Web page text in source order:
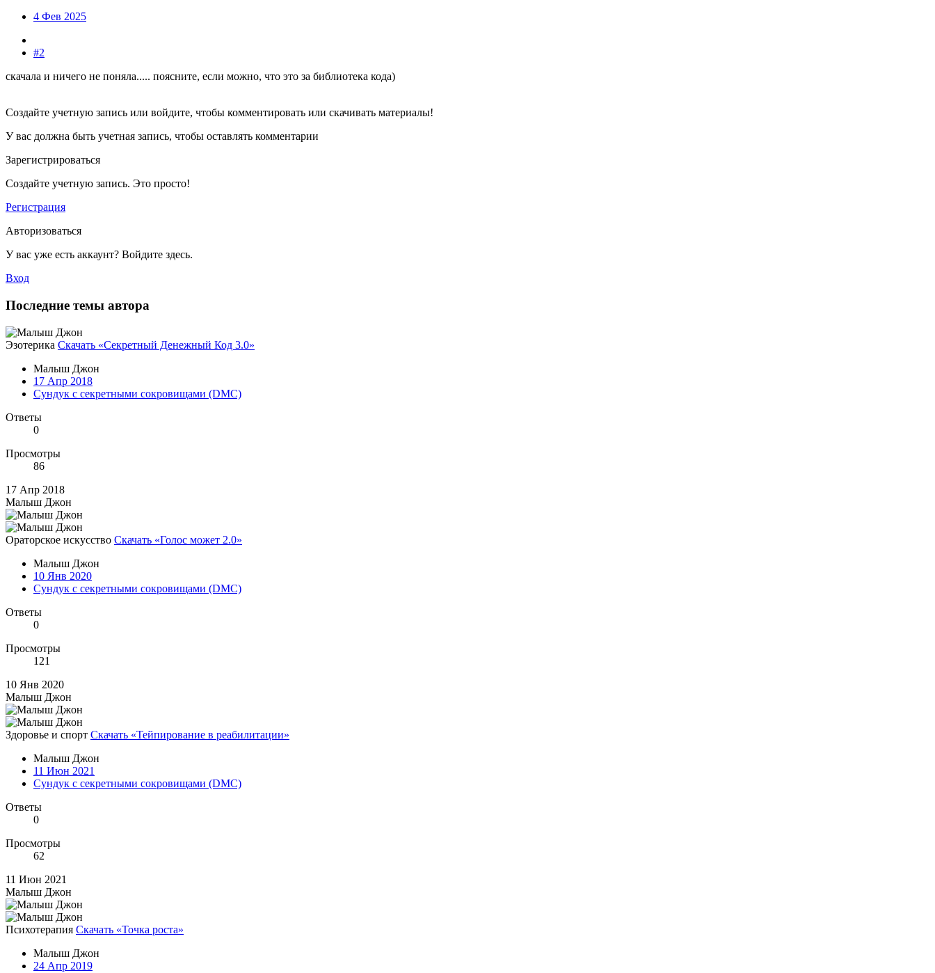
4 Фев 2025
#2
скачала и ничего не поняла..... поясните, если можно, что это за библиотека кода)
Создайте учетную запись или войдите, чтобы комментировать или скачивать материалы!
У вас должна быть учетная запись, чтобы оставлять комментарии
Зарегистрироваться
Создайте учетную запись. Это просто!
Регистрация
Авторизоваться
У вас уже есть аккаунт? Войдите здесь.
Вход
Последние темы автора
Эзотерика Скачать «Секретный Денежный Код 3.0»
Малыш Джон
17 Апр 2018
Сундук с секретными сокровищами (DMC)
Ответы
0
Просмотры
86
17 Апр 2018
Малыш Джон
Ораторское искусство Скачать «Голос может 2.0»
Малыш Джон
10 Янв 2020
Сундук с секретными сокровищами (DMC)
Ответы
0
Просмотры
121
10 Янв 2020
Малыш Джон
Здоровье и спорт Скачать «Тейпирование в реабилитации»
Малыш Джон
11 Июн 2021
Сундук с секретными сокровищами (DMC)
Ответы
0
Просмотры
62
11 Июн 2021
Малыш Джон
Психотерапия Скачать «Точка роста»
Малыш Джон
24 Апр 2019